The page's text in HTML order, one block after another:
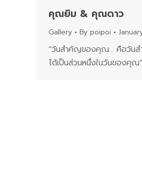
คุณยิม & คุณดาว
Gallery By poipoi
“วันสำคัญของคุณ… คือวันสำ
ได้เป็นส่วนหนึ่งในวันของคุณ”